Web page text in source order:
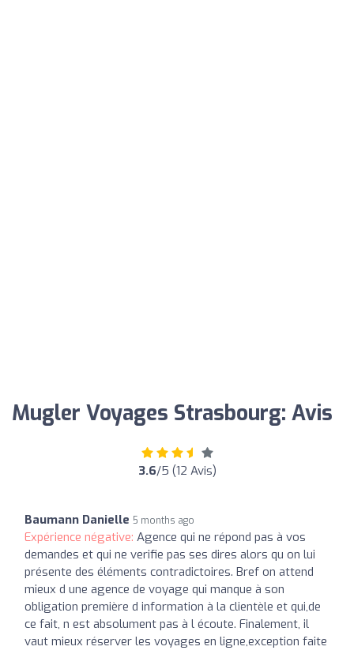
Mugler Voyages Strasbourg: Avis
3.6/5 (12 Avis)
Baumann Danielle 5 months ago
Expérience négative: Agence qui ne répond pas à vos
demandes et qui ne verifie pas ses dires alors qu on lui
présente des éléments contradictoires. Bref on attend
mieux d une agence de voyage qui manque à son
obligation première d information à la clientèle et qui,de
ce fait, n est absolument pas à l écoute. Finalement, il
vaut mieux réserver les voyages en ligne,exception faite